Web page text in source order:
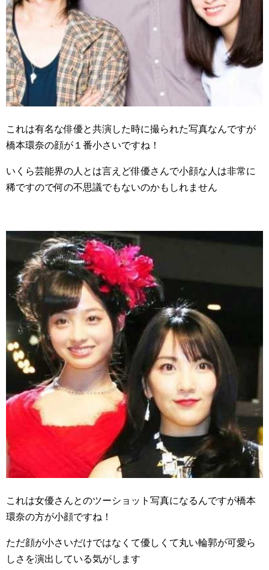
これは有名な俳優と共演した時に撮られた写真なんですが
橋本環奈の顔が１番小さいですね！
いくら芸能界の人とは言えど俳優さんで小顔な人は非常に
稀ですので何の不思議でもないのかもしれません
これは女優さんとのツーショット写真になるんですが橋本
環奈の方が小顔ですね！
ただ顔が小さいだけではなくて優しくて丸い輪郭が可愛ら
しさを演出している気がします